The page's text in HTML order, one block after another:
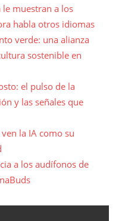
muestran a los
habla otros idiomas
verde: una alianza
sostenible en
el pulso de la
y las señales que
la IA como su
a los audífonos de